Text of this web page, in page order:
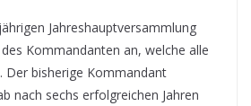
Jahreshauptversammlung
Kommandanten an, welche alle
Der bisherige Kommandant
nach sechs erfolgreichen Jahren